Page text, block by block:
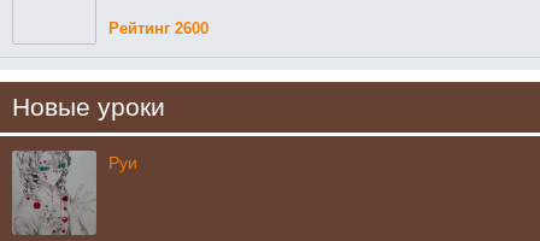
Рейтинг 2600
Новые уроки
Руи